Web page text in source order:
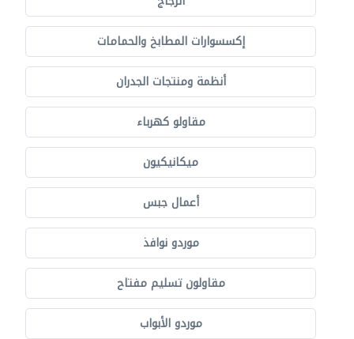
إكسسوارات المطابخ والحمامات
أنظمة ومنتجات الجدران
مقاولو كهرباء
ميكانيكيون
أعمال جبس
موردو نوافذ
مقاولون تسليم مفتاح
موردو الأبواب